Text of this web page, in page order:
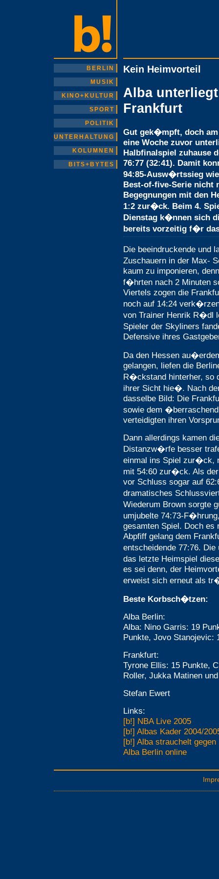
BERLIN
MUSIK
KINO+KULTUR
SPORT
POLITIK
UNTERHALTUNG
KOLUMNEN
BITS+BYTES
Kein Heimvorteil
Alba
Frankfurt
Gut gek�mpft, doch
eine Woche zuvor
Halbfinalspiel zuhause
76:77 (32:41). Damit
94:85-Ausw�rtssieg
Best-of-five-Serie nicht
Begegnungen mit den
1:2 zur�ck. Beim 4.
Dienstag k�nnen sich
bereits vorzeitig f�r
Die beeindruckende und
Zuschauern in der Max-
kaum zu imponieren,
f�hrten nach 2 Minuten
Viertels zogen die
noch auf 14:24
von Trainer Henrik R�dl
Spieler der Skyliners
Defensive ihres
Da den Hessen
gelangen, liefen die
R�ckstand hinterher, so
ihrer Sicht hie�. Nach
dasselbe Bild: Die
sowie dem
verteidigten ihren
Dann allerdings kamen
Distanzw�rfe besser
einmal ins Spiel zur�ck,
mit 54:60 zur�ck. Als
vor Schluss sogar auf
dramatisches
Wiederum Brown sorgte
umjubelte 74:73-
gesamten Spiel. Doch es
Abpfiff gelang dem
entscheidende 77:76.
das letzte Heimspiel
es sei denn, der
erweist sich erneut als
Beste Korbsch�tzen:
Alba Berlin:
Alba: Nino Garris: 19
Punkte, Jovo Stanojevic:
Frankfurt:
Tyrone Ellis: 15 Punkte,
Roller, Jukka Matinen
Stefan Ewert
Links:
[b!] NBA Live 2005
[b!] Albas Kader 2004/
[b!] Alba strauchelt
Alba Berlin online